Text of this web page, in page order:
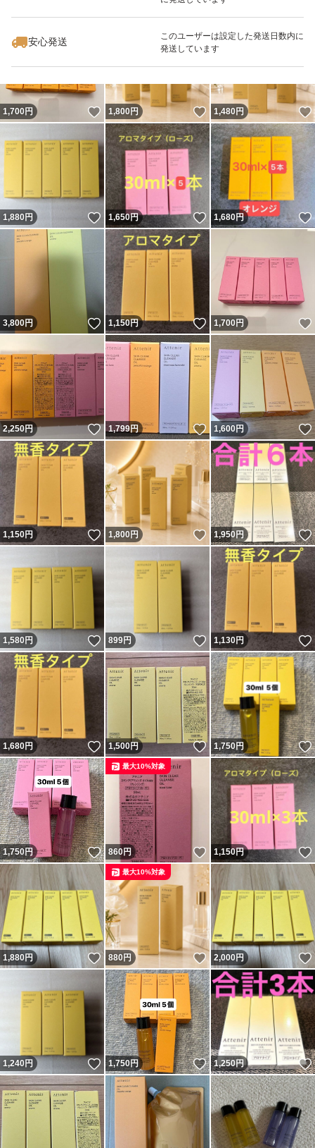
安心発送
このユーザーは設定した発送日数内に
発送しています
いいね！
2,180
1,700円 いいね！
1,800円 いいね！
1,480円
1,880円 いいね！
1,650円 いいね！
1,680円
3,800円 いいね！
1,150円 いいね！
1,700円
2,250円 いいね！
1,799円 いいね！
1,600円
1,150円 いいね！
1,800円 いいね！
1,950円
1,580円 いいね！
899円 いいね！
1,130円
1,680円 いいね！
1,500円 いいね！
1,750円
1,750円 いいね！
860円 いいね！
最大10%対象
1,150円
1,880円 いいね！
880円 いいね！
最大10%対象
2,000円
1,240円 いいね！
1,750円 いいね！
1,250円